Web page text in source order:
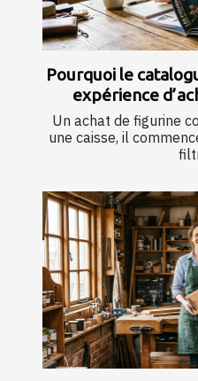
Pourquoi le
expérience
Un achat de figurine
une caisse, il